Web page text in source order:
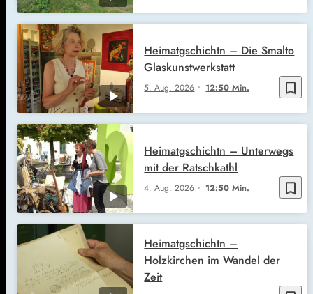
bookmark_border
5. Aug. 2026 12:50 Min.
Heimatgschichtn – Die Smalto
Glaskunstwerkstatt
bookmark_border
4. Aug. 2026 12:50 Min.
Heimatgschichtn – Unterwegs
mit der Ratschkathl
Heimatgschichtn –
Holzkirchen im Wandel der
Zeit